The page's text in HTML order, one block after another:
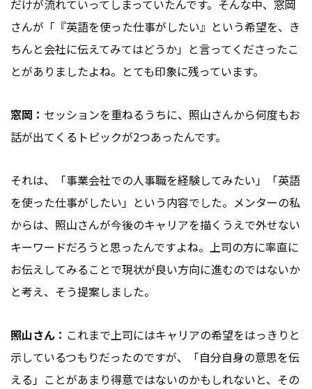
だけが流れていってしまっていたんです。そんな中、窓岡
さんが「『英語を使った仕事がしたい』という希望を、き
ちんと会社に伝えてみてはどうか」と言ってくださったこ
とがありましたよね。とても印象に残っています。
窓岡： セッションを重ねるうちに、照山さんから何度もお
話が出てくるトピックが2つあったんです。
それは、「事業会社での人事職を経験してみたい」「英語
を使った仕事がしたい」という内容でした。メンターの私
からは、照山さんが今後のキャリアを描くうえで外せない
キーワードだろうと思ったんですよね。上司の方に率直に
お伝えしてみることで現状が良い方向に進むのではないか
と考え、そう提案しました。
照山さん： これまで上司にはキャリアの希望をはっきりと
示しているつもりだったのですが、「自分自身の意思を伝
える」ことがあまり得意ではないのかもしれないと、その